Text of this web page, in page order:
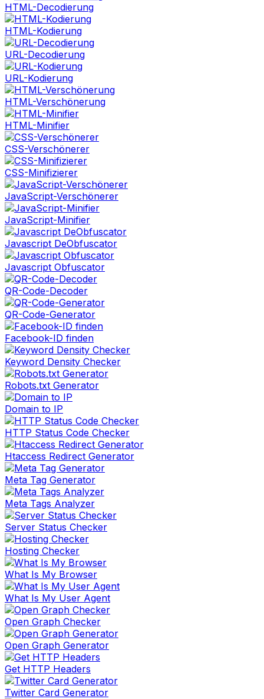
HTML-Decodierung
HTML-Kodierung
URL-Decodierung
URL-Kodierung
HTML-Verschönerung
HTML-Minifier
CSS-Verschönerer
CSS-Minifizierer
JavaScript-Verschönerer
JavaScript-Minifier
Javascript DeObfuscator
Javascript Obfuscator
QR-Code-Decoder
QR-Code-Generator
Facebook-ID finden
Keyword Density Checker
Robots.txt Generator
Domain to IP
HTTP Status Code Checker
Htaccess Redirect Generator
Meta Tag Generator
Meta Tags Analyzer
Server Status Checker
Hosting Checker
What Is My Browser
What Is My User Agent
Open Graph Checker
Open Graph Generator
Get HTTP Headers
Twitter Card Generator